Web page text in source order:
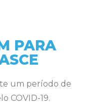
PARA
um período de
COVID-19.